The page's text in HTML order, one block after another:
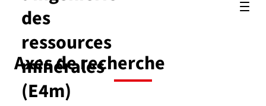
des
ressources
minérales
(E4m)
Axes de recherche